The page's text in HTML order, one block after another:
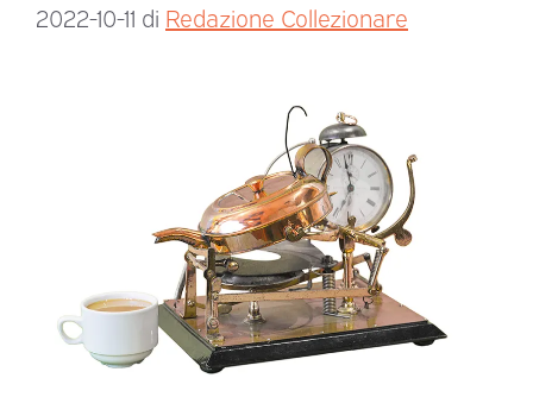
2022-10-11 di Redazione Collezionare